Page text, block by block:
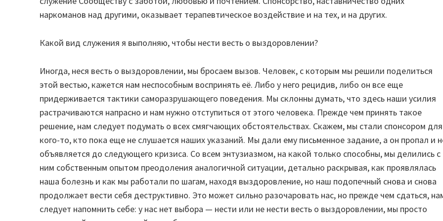
наркоманов над другими, оказывает терапевтическое воздействие и на тех, и на других.
Какой вид служения я выполняю, чтобы нести весть о выздоровлении?
Иногда, неся весть о выздоровлении, мы бросаем вызов. Человек, с которым мы решили поделиться
этой вестью, кажется нам неспособным воспринять её. Либо у него рецидив, либо он все еще
придерживается тактики саморазрушающего поведения. Мы склонны думать, что здесь наши усилия
растрачиваются напрасно и нам нужно отступиться от этого человека. Прежде чем принять такое
решение, нам следует подумать о всех смягчающих обстоятельствах. Скажем, мы стали спонсором для
кого-то, кто пока еще не слушается наших указаний. Мы дали ему письменное задание, а он пропал и
объявляется до следующего кризиса. Со всем энтузиазмом, на какой только способны, мы делились с
ним собственным опытом преодоления аналогичной ситуации, детально раскрывая, как проявлялась
наша болезнь и как мы работали по шагам, находя выздоровление, но наш подопечный снова и снова
продолжает вести себя деструктивно. Это может сильно разочаровать нас, но прежде чем сдаться,
следует напомнить себе: у нас нет выбора — нести или не нести весть о выздоровлении, мы просто